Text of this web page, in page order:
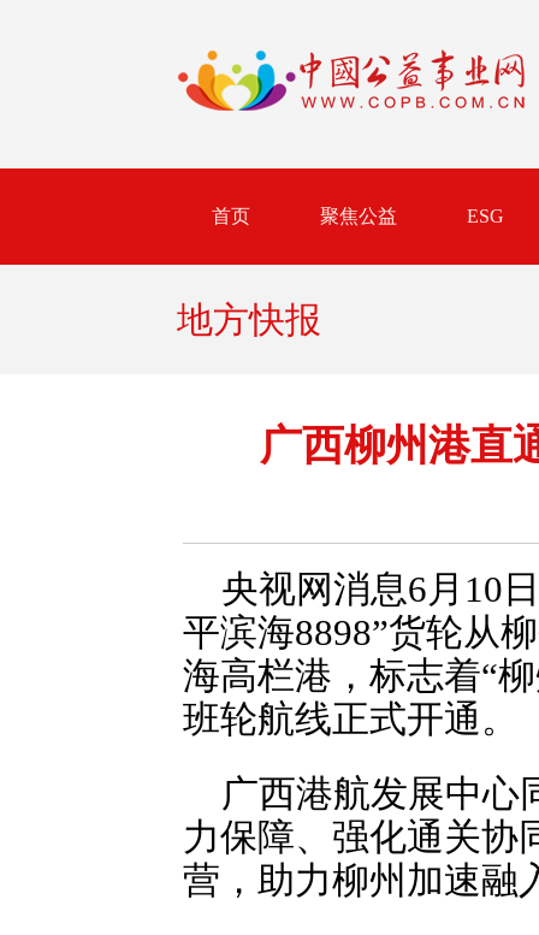
首页 聚焦公益 ESG
地方快报
广西柳州港直
央视网消息6月10
平滨海8898”货轮从
海高栏港，标志着“
班轮航线正式开通。
广西港航发展中心
力保障、强化通关协
营，助力柳州加速融